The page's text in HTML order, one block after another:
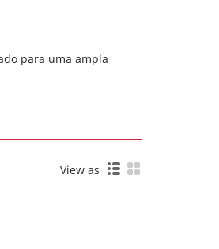
para uma ampla
View as